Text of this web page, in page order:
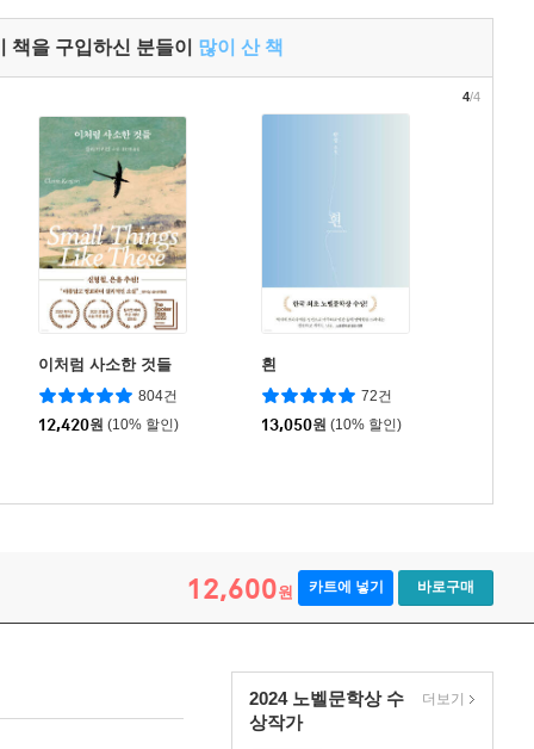
책을 구입하신 분들이 많이 산 책
이처럼 사소한 것들
804건
12,420원 (10% 할인)
흰
72건
13,050원 (10% 할인)
4/4
12,600원 카트에 넣기 바로구매
2024 노벨문학상 수
상작가
더보기